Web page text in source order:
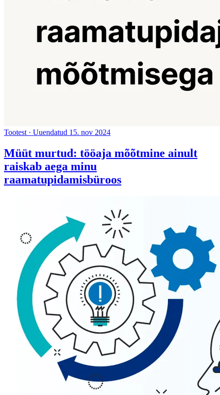
Tootest · Uuendatud 15. nov 2024
Müüt murtud: tööaja mõõtmine ainult
raiskab aega minu
raamatupidamisbüroos